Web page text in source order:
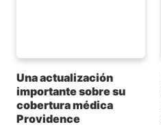
Una actualización
importante sobre su
cobertura médica
Providence